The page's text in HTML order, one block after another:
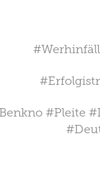
#Pleite